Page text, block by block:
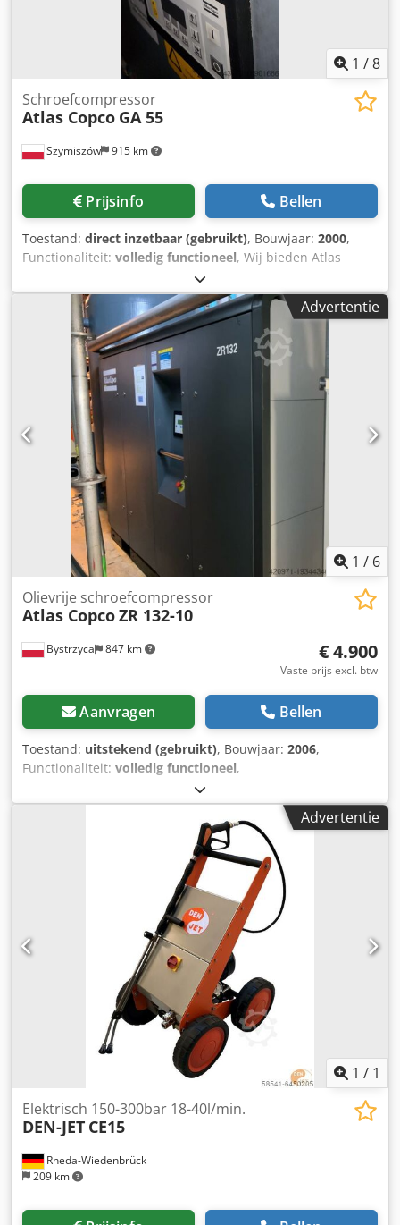
1 /8
Szymiszów 915 km
Schroefcompressor
Atlas Copco GA 55
Prijsinfo Bellen
Toestand: direct inzetbaar (gebruikt), Bouwjaar: 2000,
Functionaliteit: volledig functioneel, Wij bieden Atlas
Copco-compressoren aan Csdowa Iz Aepfx Aqioha TYPE GA
55 Druk 10 bar Motorvermogen 55 kW Gebouwd in 2000
Compressor met documentatie Wij voeren ook andere
compressoren van Atlas Copco, Kaeser en Mahle
Advertentie
1 / 6
Bystrzyca 847 km
Olievrije schroefcompressor
Atlas CopcoZR 132-10
€ 4.900
Vaste prijs excl. btw
Aanvragen Bellen
Toestand: uitstekend (gebruikt), Bouwjaar: 2006,
Functionaliteit: volledig functioneel,
API621725
COPCO ZR 132 compressor met filters, 125 KW Chjdjwrm T
Advertentie
1 / 1
Rheda-Wiedenbrück
209 km
Elektrisch 150-300bar 18-40l/min.
DEN-JET CE15